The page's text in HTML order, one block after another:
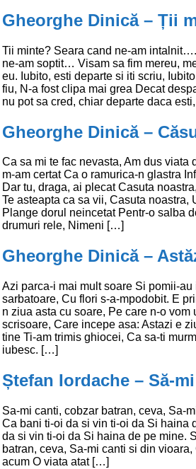
Gheorghe Dinică – Ții
Tii minte? Seara cand ne-am
ne-am soptit… Visam sa fim mereu,
eu. Iubito, esti departe si iti scriu,
fiu, N-a fost clipa mai grea Decat
nu pot sa cred, chiar departe daca
Gheorghe Dinică –
Ca sa mi te fac nevasta, Am dus viata
m-am certat Ca o ramurica-n glastra
Dar tu, draga, ai plecat Casuta
Te asteapta ca sa vii, Casuta noastra,
Plange dorul neincetat Pentr-o salba
drumuri rele, Nimeni […]
Gheorghe Dinică –
Azi parca-i mai mult soare Si pomii-au
sarbatoare, Cu flori s-a-mpodobit. E
n ziua asta cu soare, Pe care n-o vom
scrisoare, Care incepe asa: Astazi e
tine Ti-am trimis ghiocei, Ca sa-ti
iubesc. […]
Ștefan Iordache – Să-
Sa-mi canti, cobzar batran, ceva, Sa-
Ca bani ti-oi da si vin ti-oi da Si haina
da si vin ti-oi da Si haina de pe mine.
batran, ceva, Sa-mi canti si din
acum O viata atat […]